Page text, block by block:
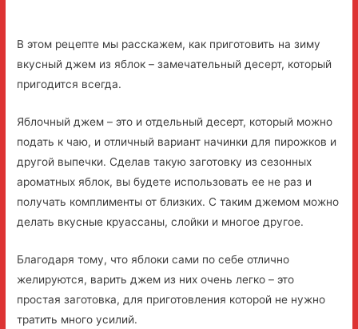
В этом рецепте мы расскажем, как приготовить на зиму
вкусный джем из яблок – замечательный десерт, который
пригодится всегда.
Яблочный джем – это и отдельный десерт, который можно
подать к чаю, и отличный вариант начинки для пирожков и
другой выпечки. Сделав такую заготовку из сезонных
ароматных яблок, вы будете использовать ее не раз и
получать комплименты от близких. С таким джемом можно
делать вкусные круассаны, слойки и многое другое.
Благодаря тому, что яблоки сами по себе отлично
желируются, варить джем из них очень легко – это
простая заготовка, для приготовления которой не нужно
тратить много усилий.